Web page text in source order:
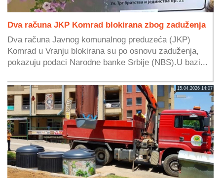
Dva računa JKP Komrad blokirana zbog zaduženja
Dva računa Javnog komunalnog preduzeća (JKP)
Komrad u Vranju blokirana su po osnovu zaduženja,
pokazuju podaci Narodne banke Srbije (NBS).U bazi...
15.04.2026 14:07